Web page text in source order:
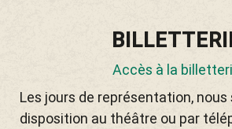
Accès à la
Les jours de représentation,
disposition au théâtre ou par